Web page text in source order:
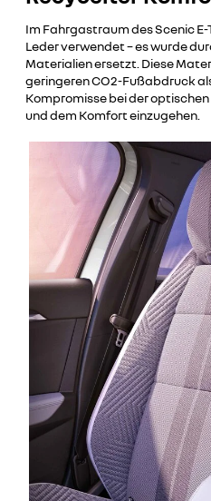
Im Fahrgastraum des Scenic
Leder verwendet – es wurde
Materialien ersetzt. Diese
geringeren CO2-Fußabdruck
Kompromisse bei der
und dem Komfort einzugehen.